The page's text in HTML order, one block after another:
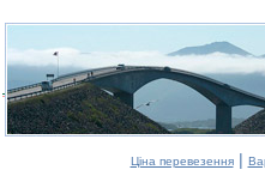
Ціна перевезення|